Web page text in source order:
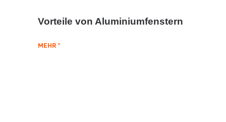
Vorteile von Aluminiumfenstern
MEHR "